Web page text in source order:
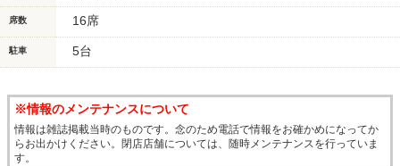
席数 16席
駐車 5台
※情報のメンテナンスについて
情報は雑誌掲載当時のものです。念のため電話で情報をお確かめになってか
らお出かけください。閉店店舗については、随時メンテナンスを行っていま
す。